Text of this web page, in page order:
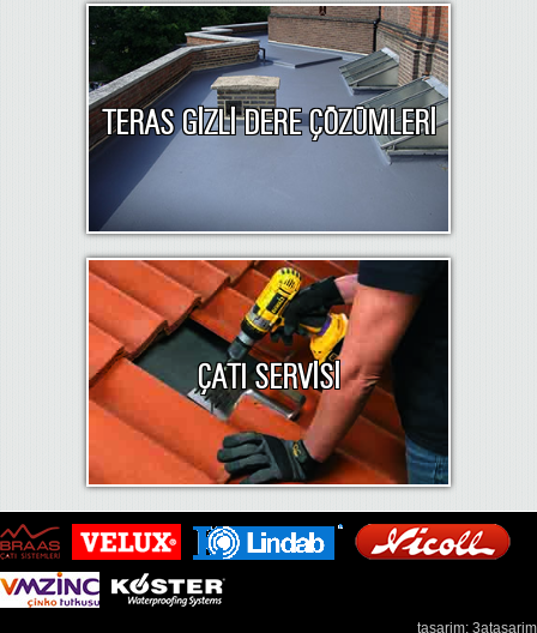
TERAS GİZLİ DERE ÇÖZÜMLERİ
ÇATI SERVİSİ
tasarim: 3atasarim